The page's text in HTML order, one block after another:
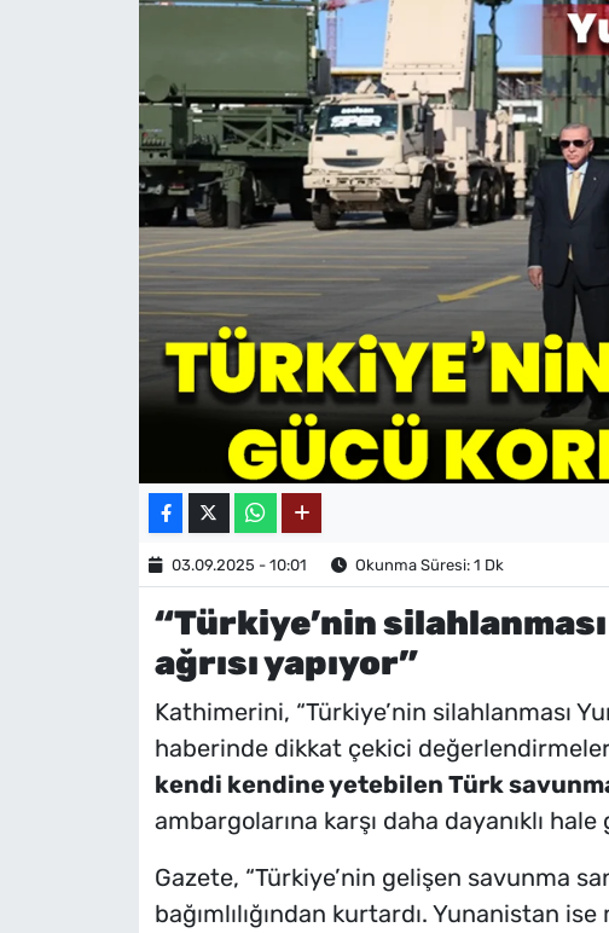
03.09.2025 - 10:01 Okunma Süresi: 1 Dk
“Türkiye’nin
ağrısı yapıyor”
Kathimerini, “Türkiye’nin silahlanması
haberinde dikkat çekici
kendi kendine yetebilen Türk
ambargolarına karşı daha dayanıklı
Gazete, “Türkiye’nin gelişen savunma
bağımlılığından kurtardı. Yunanistan